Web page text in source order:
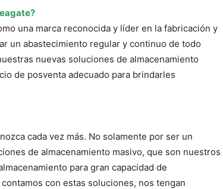
una marca reconocida y líder en la fabricación y
un abastecimiento regular y continuo de todo
nuevas soluciones de almacenamiento
de posventa adecuado para brindarles
cada vez más. No solamente por ser un
de almacenamiento masivo, que son nuestros
para gran capacidad de
con estas soluciones, nos tengan